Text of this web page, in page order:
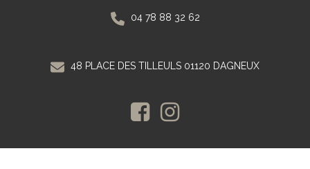
04 78 88 32 62
48 PLACE DES TILLEULS 01120 DAGNEUX